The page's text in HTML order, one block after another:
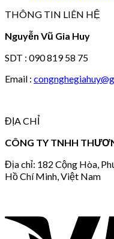
THÔNG TIN LIÊN HỆ
Nguyễn Vũ Gia Huy
SDT : 090 819 58 75
Email :
ĐỊA CHỈ
CÔNG TY TNHH
Địa chỉ: 182 Cộng Hòa,
Hồ Chí Minh, Việt Nam